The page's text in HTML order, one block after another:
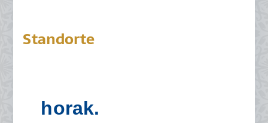
Standorte
horak.